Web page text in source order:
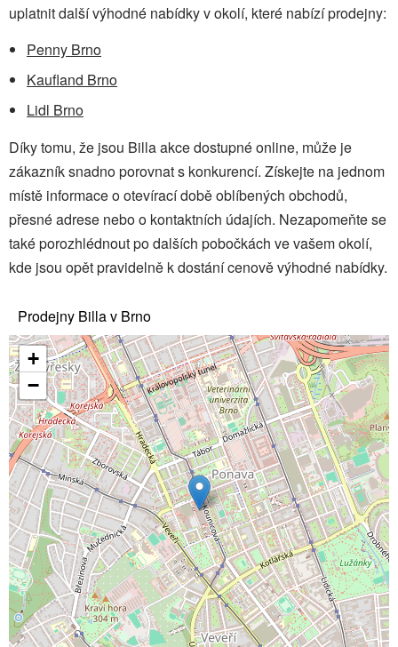
uplatnit další výhodné nabídky v okolí, které nabízí prodejny:
Penny Brno
Kaufland Brno
Lidl Brno
Díky tomu, že jsou Billa akce dostupné online, může je
zákazník snadno porovnat s konkurencí. Získejte na jednom
místě informace o otevírací době oblíbených obchodů,
přesné adrese nebo o kontaktních údajích. Nezapomeňte se
také porozhlédnout po dalších pobočkách ve vašem okolí,
kde jsou opět pravidelně k dostání cenově výhodné nabídky.
Prodejny Billa v Brno
+
−